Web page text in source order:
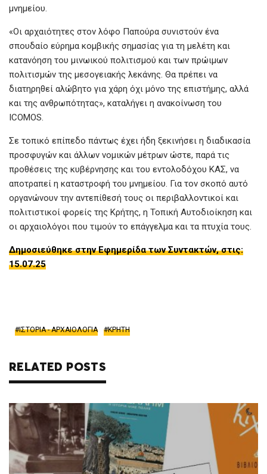
μνημείου.
«Οι αρχαιότητες στον λόφο Παπούρα συνιστούν ένα
σπουδαίο εύρημα κομβικής σημασίας για τη μελέτη και
κατανόηση του μινωικού πολιτισμού και των πρώιμων
πολιτισμών της μεσογειακής λεκάνης. Θα πρέπει να
διατηρηθεί αλώβητο για χάρη όχι μόνο της επιστήμης, αλλά
και της ανθρωπότητας», καταλήγει η ανακοίνωση του
ICOMOS.
Σε τοπικό επίπεδο πάντως έχει ήδη ξεκινήσει η διαδικασία
προσφυγών και άλλων νομικών μέτρων ώστε, παρά τις
προθέσεις της κυβέρνησης και του εντολοδόχου ΚΑΣ, να
αποτραπεί η καταστροφή του μνημείου. Για τον σκοπό αυτό
οργανώνουν την αντεπίθεσή τους οι περιβαλλοντικοί και
πολιτιστικοί φορείς της Κρήτης, η Τοπική Αυτοδιοίκηση και
οι αρχαιολόγοι που τιμούν το επάγγελμα και τα πτυχία τους.
Δημοσιεύθηκε στην Εφημερίδα των Συντακτών, στις:
15.07.25
ΙΣΤΟΡΙΑ - ΑΡΧΑΙΟΛΟΓΙΑ ΚΡΗΤΗ
RELATED POSTS